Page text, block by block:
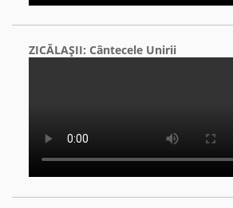
ZICĂLAŞII: Cântecele Unirii